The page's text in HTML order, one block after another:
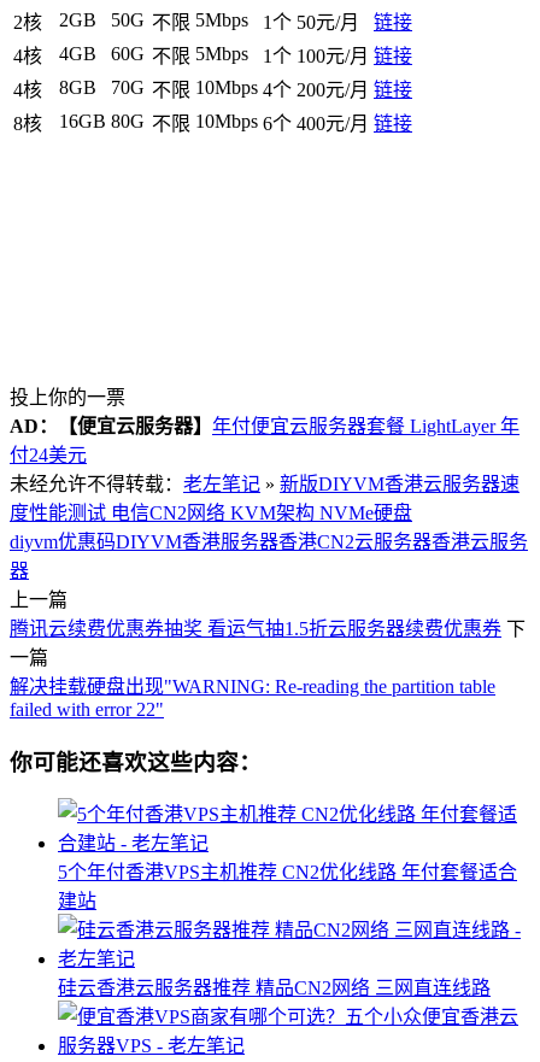
2核
2GB 50G 不限 5Mbps 1个 50元/月
链接
4核
4GB 60G 不限 5Mbps 1个 100元/月 链接
4核
8GB 70G 不限 10Mbps 4个 200元/月 链接
8核
16GB 80G 不限 10Mbps 6个 400元/月 链接
投上你的一票
AD：
【便宜云服务器】 年付便宜云服务器套餐 LightLayer 年
付24美元
未经允许不得转载： 老左笔记 » 新版DIYVM香港云服务器速
度性能测试 电信CN2网络 KVM架构 NVMe硬盘
diyvm优惠码DIYVM香港服务器香港CN2云服务器香港云服务
器
上一篇
腾讯云续费优惠券抽奖 看运气抽1.5折云服务器续费优惠券 下
一篇
解决挂载硬盘出现"WARNING: Re-reading the partition table
failed with error 22"
你可能还喜欢这些内容：
5个年付香港VPS主机推荐 CN2优化线路 年付套餐适合
建站
硅云香港云服务器推荐 精品CN2网络 三网直连线路